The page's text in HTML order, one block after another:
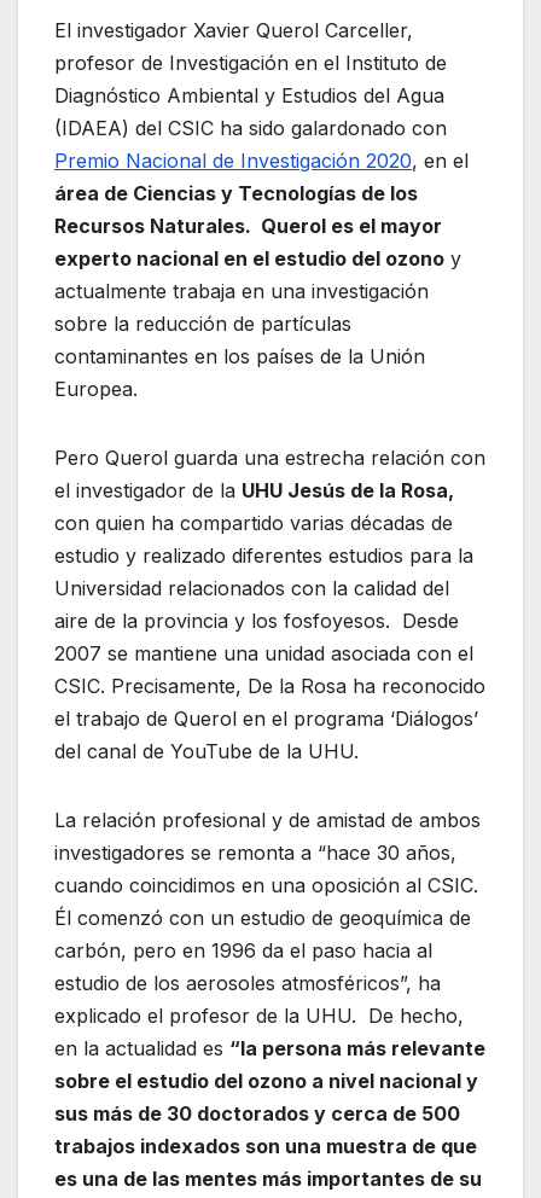
El investigador Xavier Querol Carceller,
profesor de Investigación en el Instituto de
Diagnóstico Ambiental y Estudios del Agua
(IDAEA) del CSIC ha sido galardonado con
Premio Nacional de Investigación 2020, en el
área de Ciencias y Tecnologías de los
Recursos Naturales. Querol es el mayor
experto nacional en el estudio del ozono y
actualmente trabaja en una investigación
sobre la reducción de partículas
contaminantes en los países de la Unión
Europea.
Pero Querol guarda una estrecha relación con
el investigador de la UHU Jesús de la Rosa,
con quien ha compartido varias décadas de
estudio y realizado diferentes estudios para la
Universidad relacionados con la calidad del
aire de la provincia y los fosfoyesos. Desde
2007 se mantiene una unidad asociada con el
CSIC. Precisamente, De la Rosa ha reconocido
el trabajo de Querol en el programa ‘Diálogos’
del canal de YouTube de la UHU.
La relación profesional y de amistad de ambos
investigadores se remonta a “hace 30 años,
cuando coincidimos en una oposición al CSIC.
Él comenzó con un estudio de geoquímica de
carbón, pero en 1996 da el paso hacia al
estudio de los aerosoles atmosféricos”, ha
explicado el profesor de la UHU. De hecho,
en la actualidad es “la persona más relevante
sobre el estudio del ozono a nivel nacional y
sus más de 30 doctorados y cerca de 500
trabajos indexados son una muestra de que
es una de las mentes más importantes de su